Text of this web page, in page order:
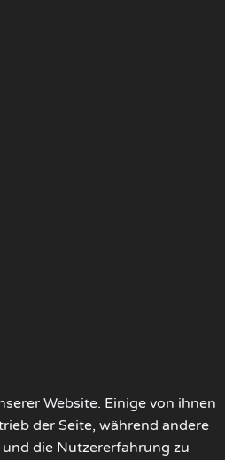
Website. Einige von ihnen
der Seite, während andere
die Nutzererfahrung zu